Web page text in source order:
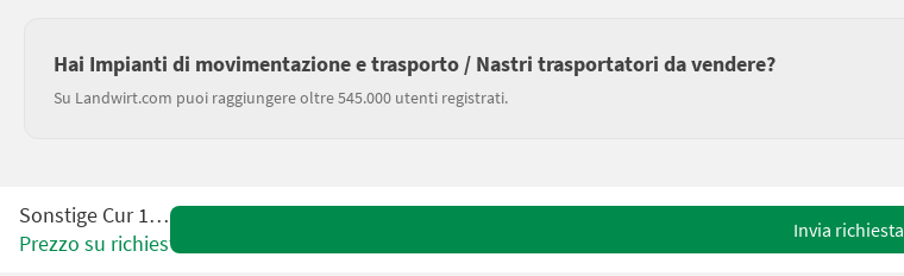
Hai Impianti di movimentazione e trasporto / Nastri trasportatori da vendere?
Su Landwirt.com puoi raggiungere oltre 545.000 utenti registrati.
Sonstige Cur 100
Prezzo su richiesta
Invia richiesta